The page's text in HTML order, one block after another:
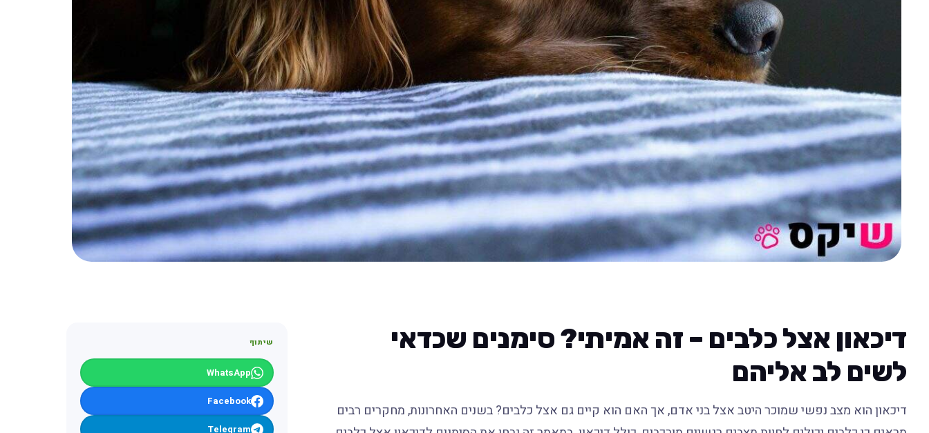
דיכאון אצל כלבים – זה אמיתי? סימנים שכדאי
לשים לב אליהם
דיכאון הוא מצב נפשי שמוכר היטב אצל בני אדם, אך האם הוא קיים גם אצל כלבים? בשנים האחרונות, מחקרים רבים
שיתוף
WhatsApp
Facebook
Telegram